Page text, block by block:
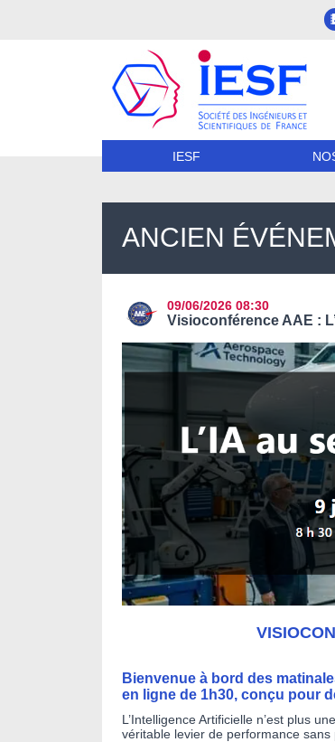
IESF
ANCIEN
09/06/202608:30
Visioconférence AAE :
Bienvenue à bord des
en ligne de 1h30, conçu pour
L’Intelligence Artificielle n’est plus
véritable levier de performance